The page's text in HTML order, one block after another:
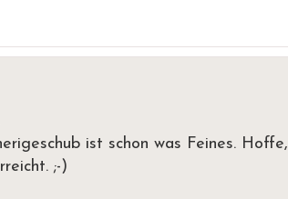
ist schon was Feines. Hoffe,
;-)